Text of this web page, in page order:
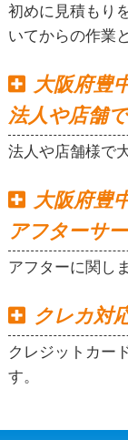
初めに見積もり
いてからの作業
大阪府豊
法人や店舗
法人や店舗様で
大阪府豊
アフターサ
アフターに関し
クレカ対
クレジットカー
す。